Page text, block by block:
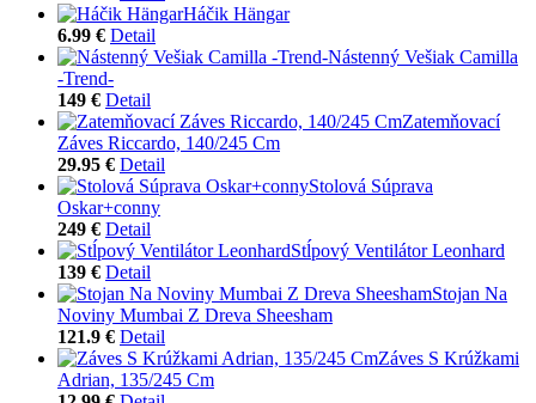
Háčik Hängar
6.99 € Detail
Nástenný Vešiak Camilla
-Trend-
149 € Detail
Zatemňovací
Záves Riccardo, 140/245 Cm
29.95 € Detail
Stolová Súprava
Oskar+conny
249 € Detail
Stĺpový Ventilátor Leonhard
139 € Detail
Stojan Na
Noviny Mumbai Z Dreva Sheesham
121.9 € Detail
Záves S Krúžkami
Adrian, 135/245 Cm